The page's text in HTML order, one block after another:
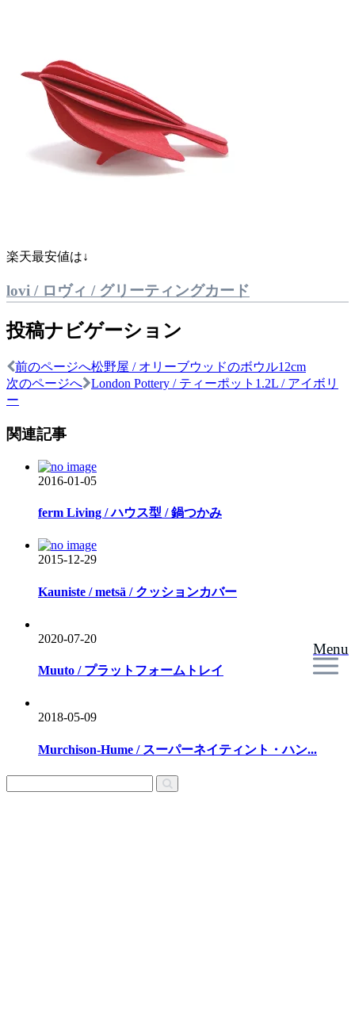
Menu
楽天最安値は↓
lovi / ロヴィ / グリーティングカード
投稿ナビゲーション
前のページへ松野屋 / オリーブウッドのボウル12cm
次のページへ
London Pottery / ティーポット1.2L / アイボリ
ー
関連記事
2016-01-05
ferm Living / ハウス型 / 鍋つかみ
2015-12-29
Kauniste / metsä / クッションカバー
2020-07-20
Muuto / プラットフォームトレイ
2018-05-09
Murchison-Hume / スーパーネイティント・ハン...